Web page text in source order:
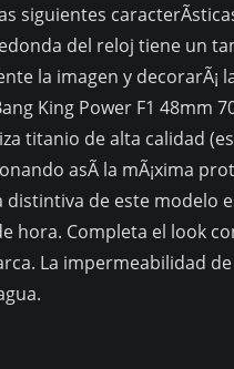
siguientes
del reloj tiene un
la imagen y decorarÃ¡
King Power F1 48mm
titanio de alta calidad
asÃ­ la mÃ¡xima
distintiva de este modelo
hora. Completa el look
La impermeabilidad